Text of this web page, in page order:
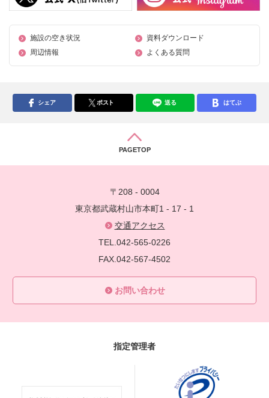
施設の空き状況
資料ダウンロード
周辺情報
よくある質問
シェア ポスト 送る はてぶ
PAGETOP
〒208 - 0004
東京都武蔵村山市本町1 - 17 - 1
交通アクセス
TEL.042-565-0226
FAX.042-567-4502
お問い合わせ
指定管理者